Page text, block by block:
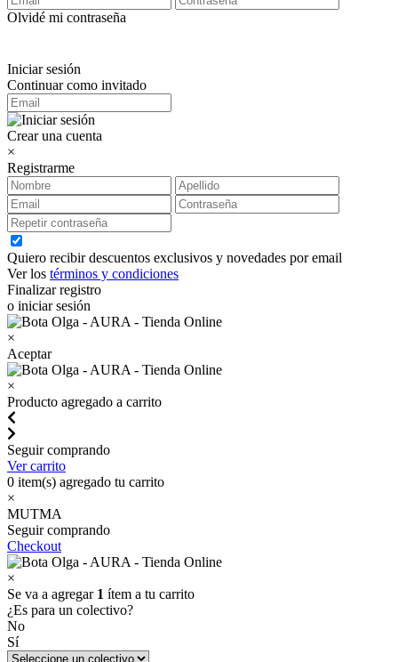
Olvidé mi contraseña
Iniciar sesión
Continuar como invitado
Crear una cuenta
×
Registrarme
Quiero recibir descuentos exclusivos y novedades por email
Ver los términos y condiciones
Finalizar registro
o iniciar sesión
×
Aceptar
×
Producto agregado a carrito
Seguir comprando
Ver carrito
0 item(s) agregado tu carrito
×
MUTMA
Seguir comprando
Checkout
×
Se va a agregar 1 ítem a tu carrito
¿Es para un colectivo?
No
Sí